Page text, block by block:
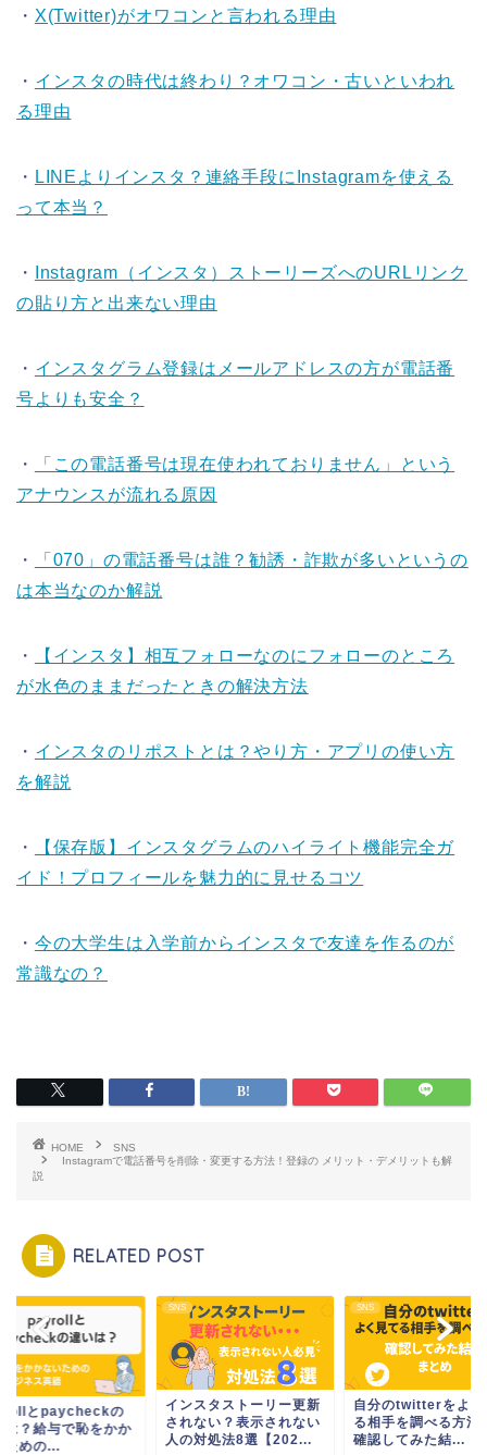
・ X(Twitter)がオワコンと言われる理由
・ インスタの時代は終わり？オワコン・古いといわれ
る理由
・ LINEよりインスタ？連絡手段にInstagramを使える
って本当？
・
Instagram（インスタ）ストーリーズへのURLリンク
の貼り方と出来ない理由
・ インスタグラム登録はメールアドレスの方が電話番
号よりも安全？
・
「この電話番号は現在使われておりません」という
アナウンスが流れる原因
・
「070」の電話番号は誰？勧誘・詐欺が多いというの
は本当なのか解説
・
【インスタ】相互フォローなのにフォローのところ
が水色のままだったときの解決方法
・ インスタのリポストとは？やり方・アプリの使い方
を解説
・
【保存版】インスタグラムのハイライト機能完全ガ
イド！プロフィールを魅力的に見せるコツ
・ 今の大学生は入学前からインスタで友達を作るのが
常識なの？
HOME
SNS
Instagramで電話番号を削除・変更する方法！登録の メリット・デメリットも解
説
RELATED POST
とpaycheckの
は？給与で恥をかか
ための...
SNS
インスタストーリー更新
されない？表示されない
人の対処法8選【202...
SNS
自分のtwitterをよく
る相手を調べる方法
確認してみた結...